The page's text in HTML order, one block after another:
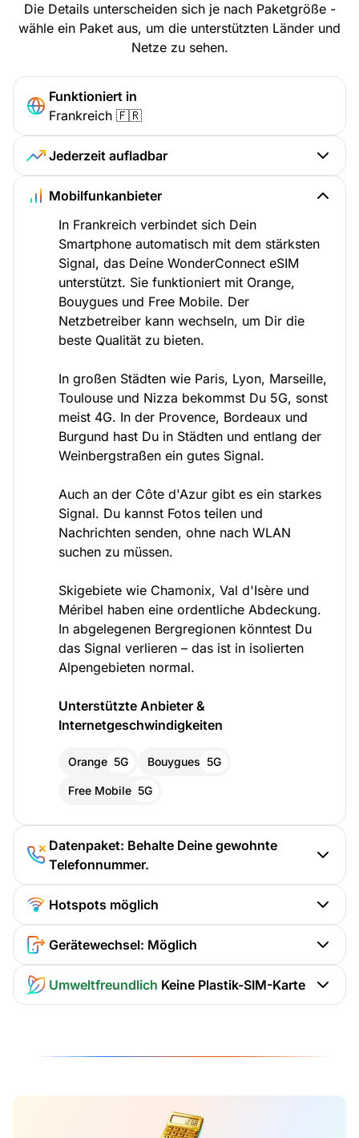
Die Details unterscheiden sich je nach Paketgröße -
wähle ein Paket aus, um die unterstützten Länder und
Netze zu sehen.
Funktioniert in
Frankreich 🇫🇷
Jederzeit aufladbar
Mobilfunkanbieter
In Frankreich verbindet sich Dein
Smartphone automatisch mit dem stärksten
Signal, das Deine WonderConnect eSIM
unterstützt. Sie funktioniert mit Orange,
Bouygues und Free Mobile. Der
Netzbetreiber kann wechseln, um Dir die
beste Qualität zu bieten.
In großen Städten wie Paris, Lyon, Marseille,
Toulouse und Nizza bekommst Du 5G, sonst
meist 4G. In der Provence, Bordeaux und
Burgund hast Du in Städten und entlang der
Weinbergstraßen ein gutes Signal.
Auch an der Côte d'Azur gibt es ein starkes
Signal. Du kannst Fotos teilen und
Nachrichten senden, ohne nach WLAN
suchen zu müssen.
Skigebiete wie Chamonix, Val d'Isère und
Méribel haben eine ordentliche Abdeckung.
In abgelegenen Bergregionen könntest Du
das Signal verlieren – das ist in isolierten
Alpengebieten normal.
Unterstützte Anbieter &
Internetgeschwindigkeiten
Orange 5G Bouygues 5G
Free Mobile 5G
Datenpaket: Behalte Deine gewohnte
Telefonnummer.
Hotspots möglich
Gerätewechsel: Möglich
Umweltfreundlich Keine Plastik-SIM-Karte